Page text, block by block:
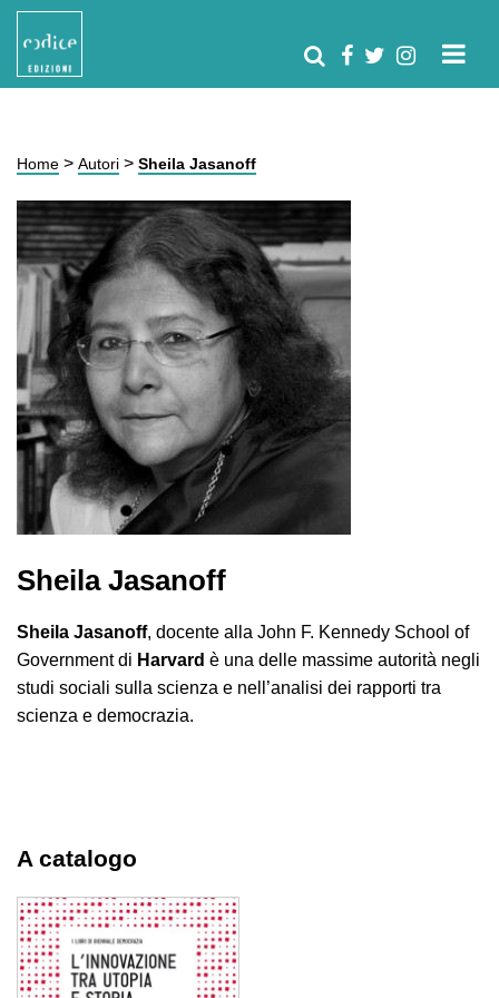
Home > Autori > Sheila Jasanoff
Sheila Jasanoff
Sheila Jasanoff, docente alla John F. Kennedy School of
Government di Harvard è una delle massime autorità negli
studi sociali sulla scienza e nell’analisi dei rapporti tra
scienza e democrazia.
A catalogo